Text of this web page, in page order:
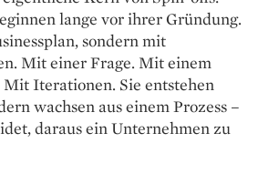
lange vor ihrer Gründung.
sondern mit
Mit einer Frage. Mit einem
Mit Iterationen. Sie entstehen
wachsen aus einem Prozess –
daraus ein Unternehmen zu